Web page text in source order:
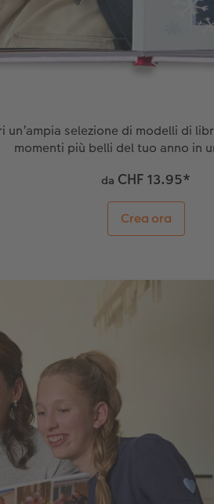
un’ampia selezione di modelli di
momenti più belli del tuo anno in
da CHF 13.95*
Crea ora